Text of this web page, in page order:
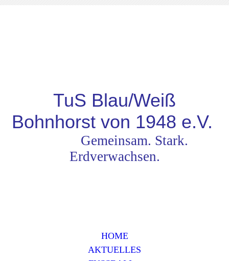
TuS Blau/Weiß
Bohnhorst von 1948 e.V.
Gemeinsam. Stark.
Erdverwachsen.
HOME
AKTUELLES